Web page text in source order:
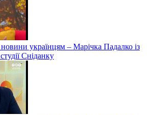
новини українцям – Марічка Падалко із
Сніданку